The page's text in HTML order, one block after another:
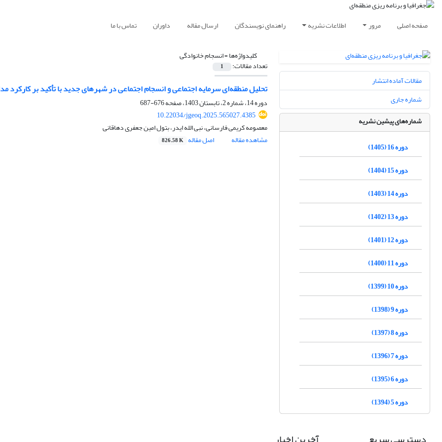
صفحه اصلی مرور اطلاعات نشریه راهنمای نویسندگان ارسال مقاله داوران تماس با ما
کلیدواژه‌ها =انسجام خانوادگی
تعداد مقالات: 1
تحلیل منطقه‌ای سرمایه اجتماعی و انسجام اجتماعی در شهرهای جدید با تأکید بر کارکرد
دوره 14، شماره 2، تابستان 1403، صفحه
676-687
10.22034/jgeoq.2025.565027.4385
معصومه کریمی فارسانی، نبی الله ایدر، بتول امین جعفری دهاقانی
مشاهده مقاله
اصل مقاله 826.58 K
مقالات آماده انتشار
شماره جاری
شماره‌های پیشین نشریه
دوره 16 (1405)
دوره 15 (1404)
دوره 14 (1403)
دوره 13 (1402)
دوره 12 (1401)
دوره 11 (1400)
دوره 10 (1399)
دوره 9 (1398)
دوره 8 (1397)
دوره 7 (1396)
دوره 6 (1395)
دوره 5 (1394)